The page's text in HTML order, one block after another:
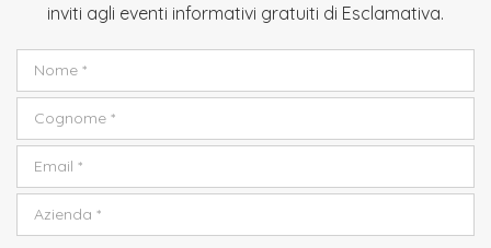
inviti agli eventi informativi gratuiti di Esclamativa.